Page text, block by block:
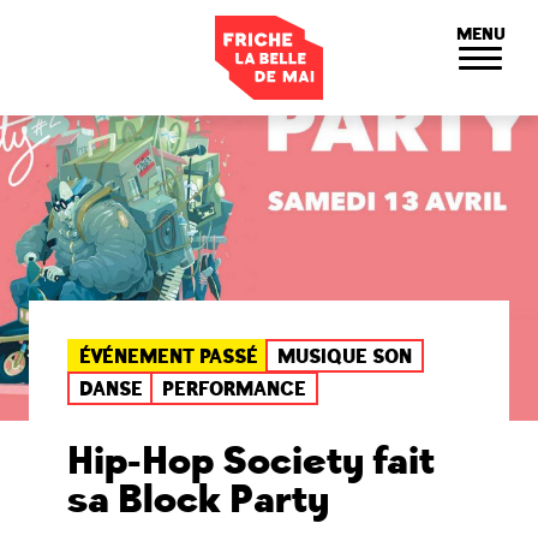
MENU
ÉVÉNEMENT PASSÉ
MUSIQUE SON
DANSE
PERFORMANCE
Hip-Hop Society fait
sa Block Party
Panneau de gestion des cookies